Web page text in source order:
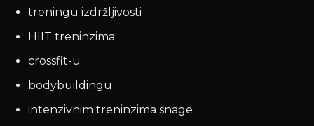
treningu izdržljivosti
HIIT treninzima
crossfit-u
bodybuildingu
intenzivnim treninzima snage